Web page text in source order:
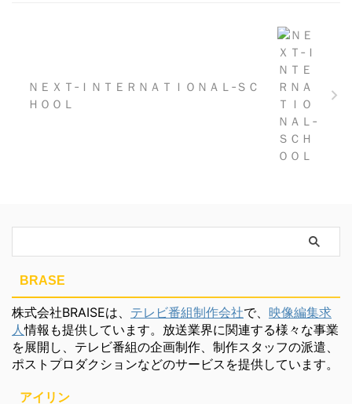
ＮＥＸＴ‐ＩＮＴＥＲＮＡＴＩＯＮＡＬ‐ＳＣ
ＨＯＯＬ
BRASE
株式会社BRAISEは、 テレビ番組制作会社で、 映像編集求
人情報も提供しています。放送業界に関連する様々な事業
を展開し、テレビ番組の企画制作、制作スタッフの派遣、
ポストプロダクションなどのサービスを提供しています。
アイリン